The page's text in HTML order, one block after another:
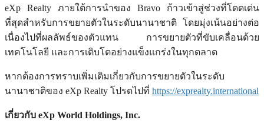
eXp Realty ภายใต้การนำของ Bravo ก้าวเข้าสู่ช่วงที่โดดเด่น
ที่สุดสำหรับการขยายตัวในระดับนานาชาติ โดยมุ่งเน้นอย่างต่อ
เนื่องไปที่ผลลัพธ์ของตัวแทน การขยายตัวที่ขับเคลื่อนด้วย
เทคโนโลยี และการเติบโตอย่างแข็งแกร่งในทุกตลาด
หากต้องการทราบเพิ่มเติมเกี่ยวกับการขยายตัวในระดับ
นานาชาติของ eXp Realty โปรดไปที่ https://exprealty.international
เกี่ยวกับ eXp World Holdings, Inc.